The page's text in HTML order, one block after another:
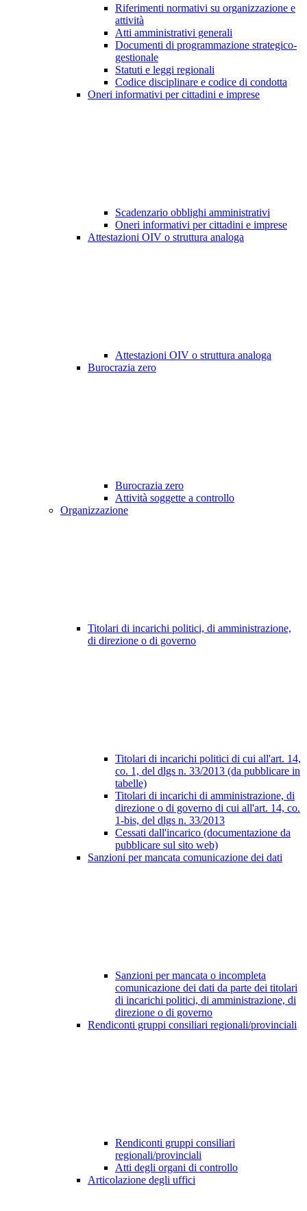
Riferimenti normativi su organizzazione e
attività
Atti amministrativi generali
Documenti di programmazione strategico-
gestionale
Statuti e leggi regionali
Codice disciplinare e codice di condotta
Oneri informativi per cittadini e imprese
Scadenzario obblighi amministrativi
Oneri informativi per cittadini e imprese
Attestazioni OIV o struttura analoga
Attestazioni OIV o struttura analoga
Burocrazia zero
Burocrazia zero
Attività soggette a controllo
Organizzazione
Titolari di incarichi politici, di amministrazione,
di direzione o di governo
Titolari di incarichi politici di cui all'art. 14,
co. 1, del dlgs n. 33/2013 (da pubblicare in
tabelle)
Titolari di incarichi di amministrazione, di
direzione o di governo di cui all'art. 14, co.
1-bis, del dlgs n. 33/2013
Cessati dall'incarico (documentazione da
pubblicare sul sito web)
Sanzioni per mancata comunicazione dei dati
Sanzioni per mancata o incompleta
comunicazione dei dati da parte dei titolari
di incarichi politici, di amministrazione, di
direzione o di governo
Rendiconti gruppi consiliari regionali/provinciali
Rendiconti gruppi consiliari
regionali/provinciali
Atti degli organi di controllo
Articolazione degli uffici